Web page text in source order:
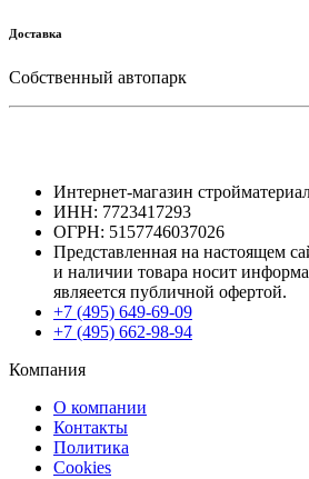
Доставка
Собственный автопарк
Интернет-магазин
ИНН: 7723417293
ОГРН: 5157746037026
Представленная на настоящем
и наличии товара носит
являеется публичной офертой.
+7 (495) 649-69-09
+7 (495) 662-98-94
Компания
О компании
Контакты
Политика
Cookies